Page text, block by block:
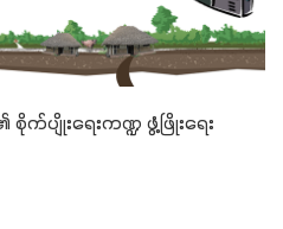
က်ပျိုးရေးကဏ္ဍ ဖွံ့ဖြိုးရေး